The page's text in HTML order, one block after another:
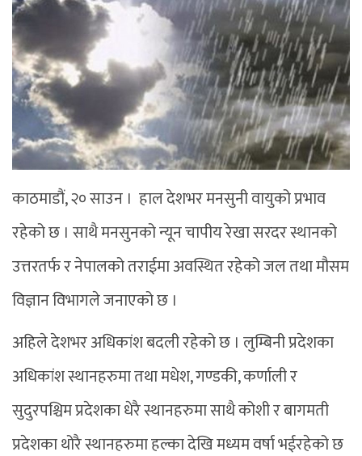
काठमाडौं, २० साउन । हाल देशभर मनसुनी वायुको प्रभाव
रहेको छ । साथै मनसुनको न्यून चापीय रेखा सरदर स्थानको
उत्तरतर्फ र नेपालको तराईमा अवस्थित रहेको जल तथा मौसम
विज्ञान विभागले जनाएको छ ।
अहिले देशभर अधिकांश बदली रहेको छ । लुम्बिनी प्रदेशका
अधिकांश स्थानहरुमा तथा मधेश, गण्डकी, कर्णाली र
सुदुरपश्चिम प्रदेशका धेरै स्थानहरुमा साथै कोशी र बागमती
प्रदेशका थोरै स्थानहरुमा हल्का देखि मध्यम वर्षा भईरहेको छ